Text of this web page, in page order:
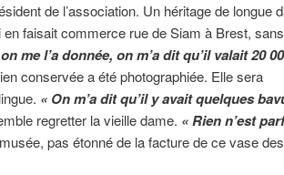
de l’association. Un héritage de longue
en faisait commerce rue de Siam à Brest,
me l’a donnée, on m’a dit qu’il valait 20
conservée a été photographiée. Elle sera
« On m’a dit qu’il y avait quelques
regretter la vieille dame. « Rien n’est
pas étonné de la facture de ce vase des